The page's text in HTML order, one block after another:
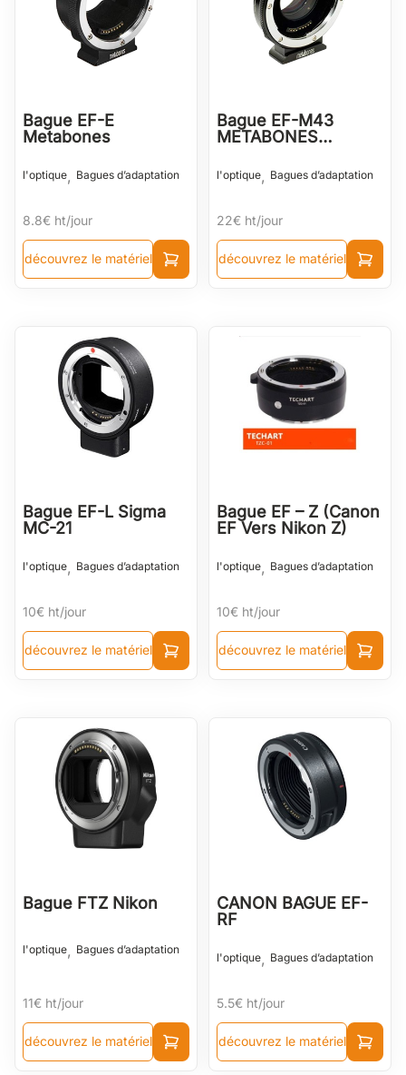
Bague EF-E
Metabones
l'optique, Bagues d’adaptation
8.8€ ht/jour
découvrez le matériel
Bague EF-M43
METABONES
l'optique, Bagues d’adaptation
22€ ht/jour
découvrez le matériel
Bague EF-L Sigma
MC-21
l'optique, Bagues d’adaptation
10€ ht/jour
découvrez le matériel
Bague EF – Z (Canon
EF Vers Nikon Z)
l'optique, Bagues d’adaptation
10€ ht/jour
découvrez le matériel
Bague FTZ Nikon
l'optique, Bagues d’adaptation
11€ ht/jour
découvrez le matériel
CANON BAGUE EF-
RF
l'optique, Bagues d’adaptation
5.5€ ht/jour
découvrez le matériel